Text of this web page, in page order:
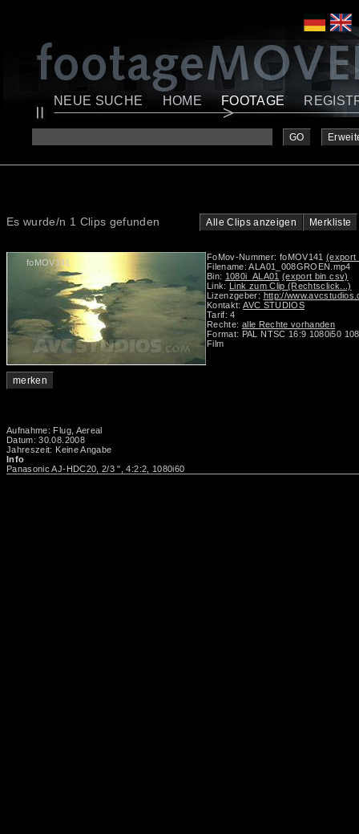
NEUE SUCHE HOME FOOTAGE
GO
Es wurde/n 1 Clips gefunden Alle Clips anzeigen Merkliste
foMOV141
merken
FoMov-Nummer: foMOV141(export
Filename: ALA01_008GROEN.mp4
Bin: 1080i_ALA01 (export bin csv)
Link: Link zum Clip (Rechtsclick...)
Lizenzgeber: http://
Kontakt:AVC STUDIOS
Tarif: 4
Rechte: alle Rechte vorhanden
Format: PAL NTSC 16:9 1080i50
Film
Aufnahme: Flug, Aereal
Datum: 30.08.2008
Jahreszeit: Keine Angabe
Info
Panasonic AJ-HDC20, 2/3 ", 4:2:2, 1080i60